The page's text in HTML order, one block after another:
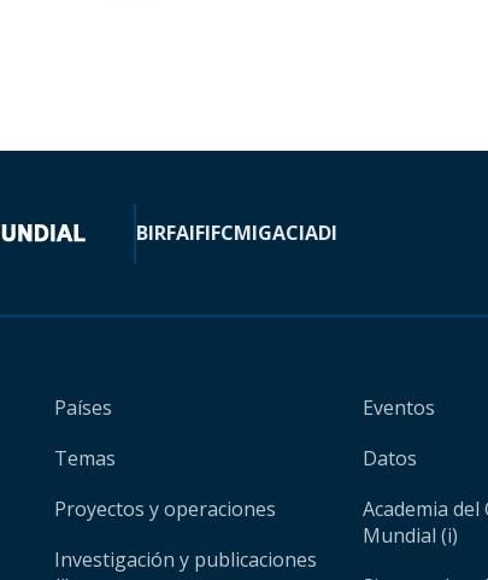
BIRFAIFIFCMIGACIADI
Países
Temas
Proyectos y operaciones
Investigación y publicaciones
Eventos
Datos
Academia
Mundial (i)